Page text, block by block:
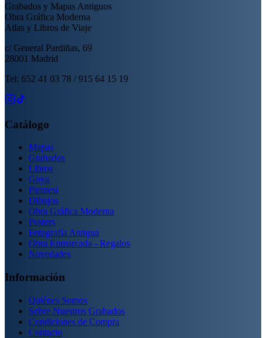
Grabados y Mapas Antiguos
Obra Gráfica Moderna
Atlas y Libros de Viaje
c/ General Pardiñas, 69
28001 Madrid
Tel: 652 41 03 78 / 915 64 15 19
Catálogo
Mapas
Grabados
Libros
Goya
Piranesi
Dibujos
Obra Gráfica Moderna
Posters
Fotografía Antigua
Obra Enmarcada - Regalos
Novedades
Información
Quiénes Somos
Sobre Nuestros Grabados
Condiciones de Compra
Contacto